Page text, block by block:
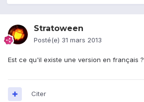
Stratoween
Posté(e) 31 mars 2013
Est ce qu'il existe une version en français ?
Citer